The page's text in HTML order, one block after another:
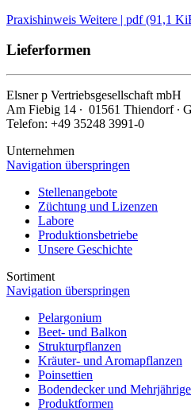
Praxishinweis Weitere | pdf (91,1
Lieferformen
Elsnerp Vertriebsgesellschaft mbH
Am Fiebig 14 ∙ 01561 Thiendorf ∙
Telefon: +49 35248 3991-0
Unternehmen
Navigation überspringen
Stellenangebote
Züchtung und Lizenzen
Labore
Produktionsbetriebe
Unsere Geschichte
Sortiment
Navigation überspringen
Pelargonium
Beet- und Balkon
Strukturpflanzen
Kräuter- und Aromapflanzen
Poinsettien
Bodendecker und Mehrjährige
Produktformen